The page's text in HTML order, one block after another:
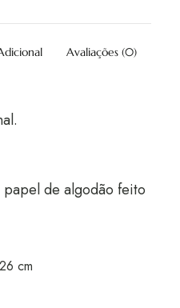
Avaliações (0)
papel de algodão feito
cm